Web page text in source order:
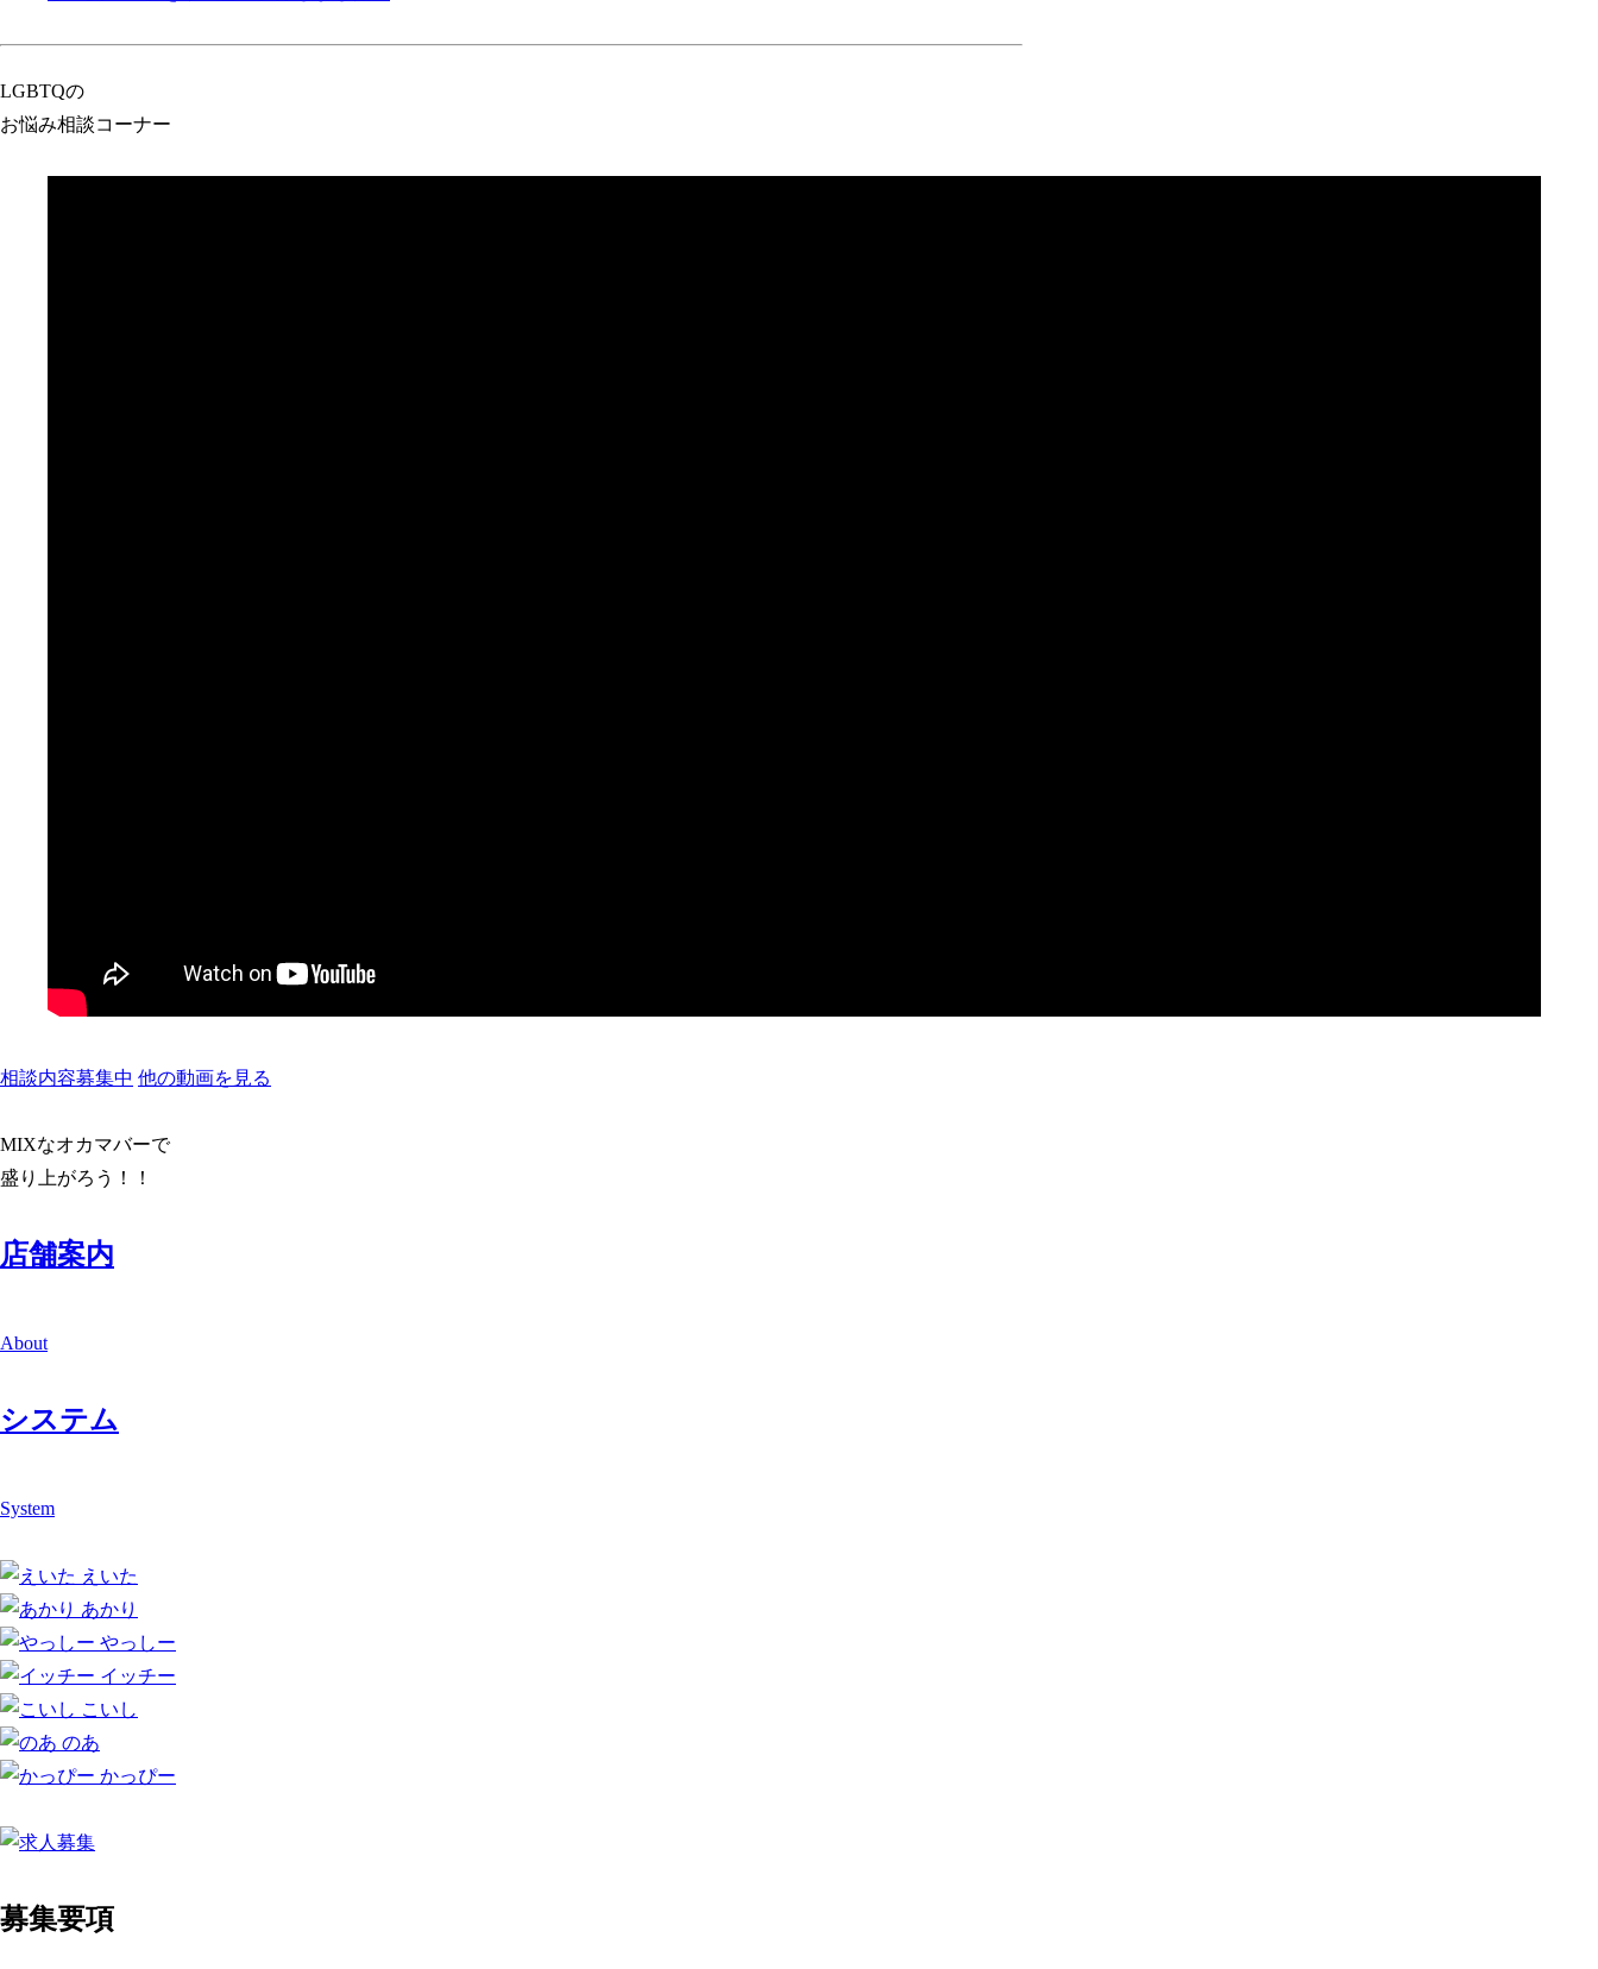
LGBTQの
お悩み相談コーナー
相談内容募集中 他の動画を見る
MIXなオカマバーで
盛り上がろう！！
店舗案内
About
システム
System
えいた
あかり
やっしー
イッチー
こいし
のあ
かっぴー
募集要項